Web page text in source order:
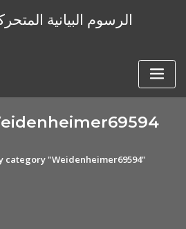
الرسوم البيانية
category "Weidenheimer69594"